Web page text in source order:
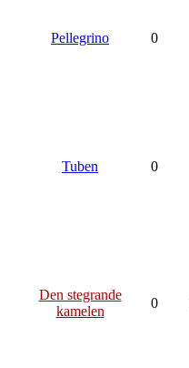
Pellegrino 0
Tuben 0
Den stegrande
kamelen
0